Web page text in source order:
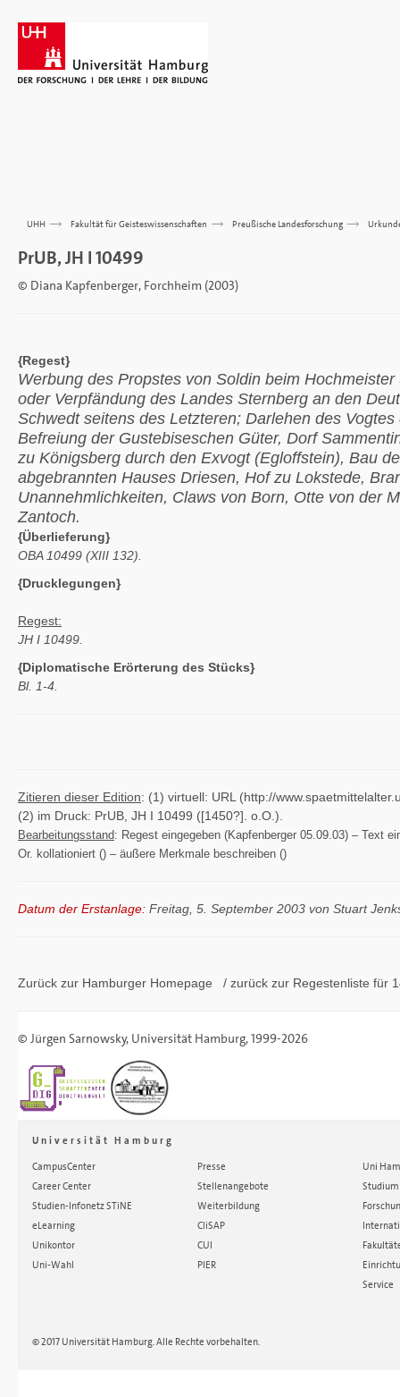
UHH >>> Fakultät für Geisteswissenschaften >>> Preußische Landesforschung >>>
PrUB, JH I 10499
© Diana Kapfenberger, Forchheim (2003)
{Regest}
Werbung des Propstes von Soldin beim
oder Verpfändung des Landes Sternberg an den
Schwedt seitens des Letzteren; Darlehen des
Befreiung der Gustebiseschen Güter, Dorf
zu Königsberg durch den Exvogt (Egloffstein), Bau
abgebrannten Hauses Driesen, Hof zu Lokstede,
Unannehmlichkeiten, Claws von Born, Otte von der
Zantoch.
{Überlieferung}
OBA 10499 (XIII 132).
{Drucklegungen}
Regest:
JH I 10499.
{Diplomatische Erörterung des Stücks}
Bl. 1-4.
Zitieren dieser Edition: (1) virtuell: URL (http://
(2) im Druck: PrUB, JH I 10499 ([1450?]. o.O.).
Bearbeitungsstand: Regest eingegeben (Kapfenberger 05.09.03) – Text
Or. kollationiert () – äußere Merkmale beschreiben ()
Datum der Erstanlage: Freitag, 5. September 2003 von Stuart
Zurück zur Hamburger Homepage / zurück zur Regestenliste für
© Jürgen Sarnowsky, Universität Hamburg, 1999-2026